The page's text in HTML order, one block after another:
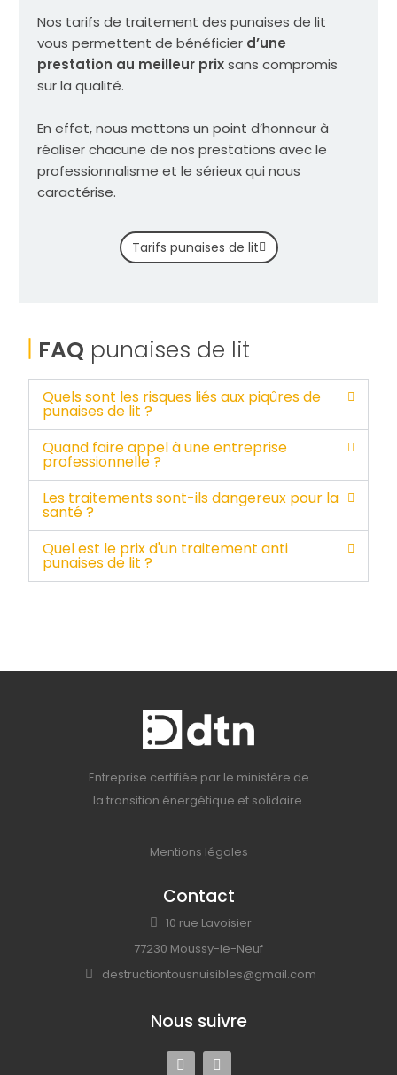
Nos tarifs de traitement des punaises de lit
vous permettent de bénéficier d’une
prestation au meilleur prixsans compromis
sur la qualité.
En effet, nous mettons un point d’honneur à
réaliser chacune de nos prestations avec le
professionnalisme et le sérieux qui nous
caractérise.
Tarifs punaises de lit
FAQ punaises de lit
Quels sont les risques liés aux piqûres de
punaises de lit ?
Quand faire appel à une entreprise
professionnelle ?
Les traitements sont-ils dangereux pour la
santé ?
Quel est le prix d'un traitement anti
punaises de lit ?
Entreprise certifiée par le ministère de
la transition énergétique et solidaire.
Mentions légales
Contact
10 rue Lavoisier
77230 Moussy-le-Neuf
destructiontousnuisibles@gmail.com
Nous suivre